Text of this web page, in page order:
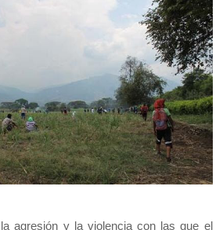
agresión y la violencia con las que el